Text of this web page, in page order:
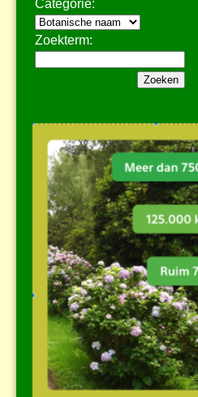
Categorie:
Zoekterm: